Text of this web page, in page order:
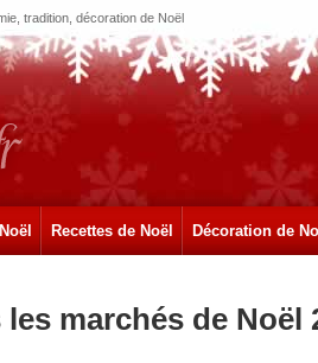
tradition, décoration de Noël
Recettes de Noël Décoration de
marchés de Noël